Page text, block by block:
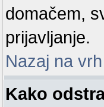
domačem,
prijavljanje.
Nazaj na vrh
Kako